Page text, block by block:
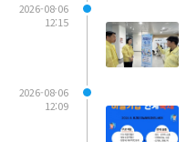
2026-08-06
12:15
2026-08-06
12:09